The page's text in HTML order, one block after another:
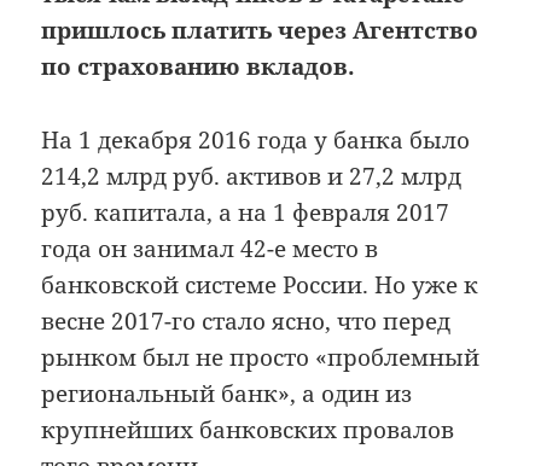
пришлось платить через Агентство
по страхованию вкладов.
На 1 декабря 2016 года у банка было
214,2 млрд руб. активов и 27,2 млрд
руб. капитала, а на 1 февраля 2017
года он занимал 42-е место в
банковской системе России. Но уже к
весне 2017-го стало ясно, что перед
рынком был не просто «проблемный
региональный банк», а один из
крупнейших банковских провалов